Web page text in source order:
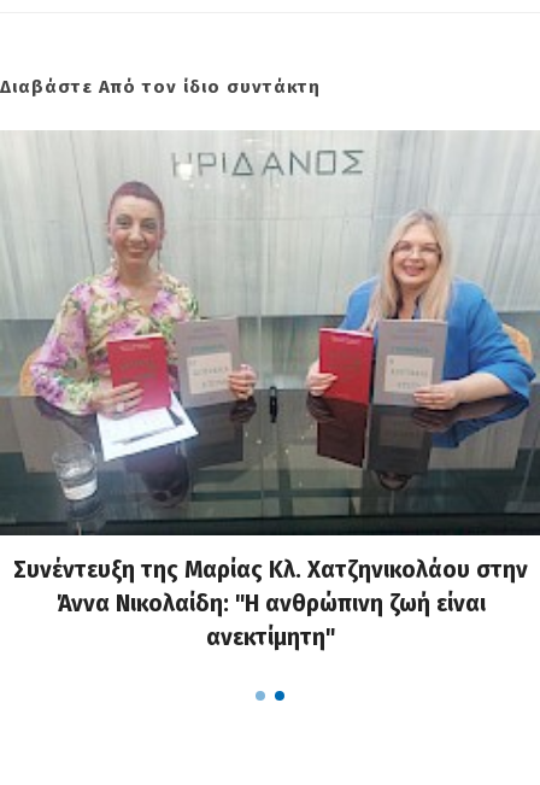
Διαβάστε Από τον ίδιο συντάκτη
Συνέντευξη της Μαρίας Κλ. Χατζηνικολάου στην
Άννα Νικολαίδη: "Η ανθρώπινη ζωή είναι
ανεκτίμητη"